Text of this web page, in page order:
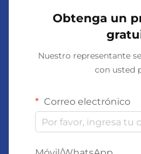
Obtenga un
Nuestro representante
con usted
Correo electrónico